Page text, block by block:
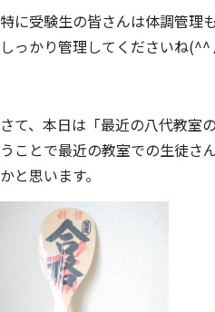
特に受験生の皆さんは体調管理
しっかり管理してくださいね
さて、本日は「最近の八代教室
うことで最近の教室での生徒さ
かと思います。